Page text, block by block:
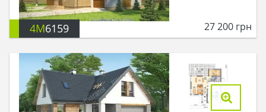
4M6159 27 200 грн